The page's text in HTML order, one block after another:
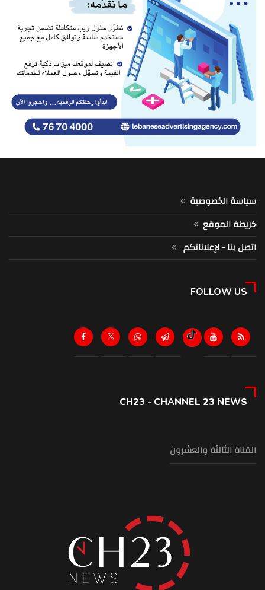
سياسة الخصوصية
خريطة الموقع
اتصل بنا - لإعلاناتكم
FOLLOW US
CH23 - CHANNEL 23 NEWS
القناة الثالثة والعشرون